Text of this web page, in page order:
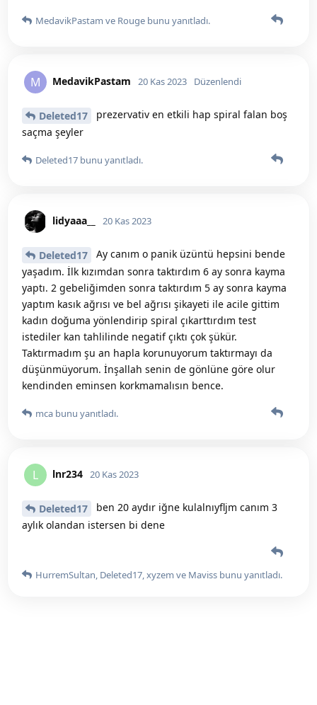
MedavikPastam ve Rouge bunu yanıtladı.
M MedavikPastam 20 Kas 2023 Düzenlendi
Deleted17
prezervativ en etkili hap spiral falan boş
saçma şeyler
Deleted17 bunu yanıtladı.
lidyaaa__ 20 Kas 2023
Deleted17
Ay canım o panik üzüntü hepsini bende
yaşadım. İlk kızımdan sonra taktırdım 6 ay sonra kayma
yaptı. 2 gebeliğimden sonra taktırdım 5 ay sonra kayma
yaptım kasık ağrısı ve bel ağrısı şikayeti ile acile gittim
kadın doğuma yönlendirip spiral çıkarttırdım test
istediler kan tahlilinde negatif çıktı çok şükür.
Taktırmadım şu an hapla korunuyorum taktırmayı da
düşünmüyorum. İnşallah senin de gönlüne göre olur
kendinden eminsen korkmamalısın bence.
mca bunu yanıtladı.
L lnr234 20 Kas 2023
Deleted17
ben 20 aydır iğne kulalnıyfljm canım 3
aylık olandan istersen bi dene
HurremSultan Deleted17 xyzem ve Maviss bunu yanıtladı.